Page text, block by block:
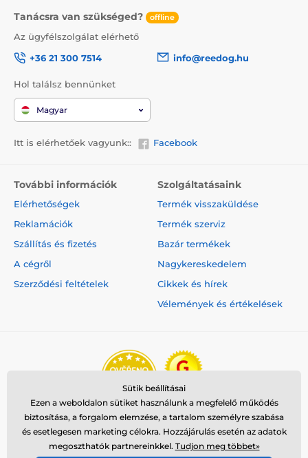
Tanácsra van szükséged? offline
Az ügyfélszolgálat elérhető
+36 21 300 7514
info@reedog.hu
Hol találsz bennünket
Magyar
Itt is elérhetőek vagyunk:: Facebook
További információk
Elérhetőségek
Reklamációk
Szállítás és fizetés
A cégről
Szerződési feltételek
Szolgáltatásaink
Termék visszaküldése
Termék szerviz
Bazár termékek
Nagykereskedelem
Cikkek és hírek
Vélemények és értékelések
Sütik beállításai
Ezen a weboldalon sütiket használunk a megfelelő működés
biztosítása, a forgalom elemzése, a tartalom személyre szabása
és esetlegesen marketing célokra. Hozzájárulás esetén az adatok
megoszthatók partnereinkkel. Tudjon meg többet»